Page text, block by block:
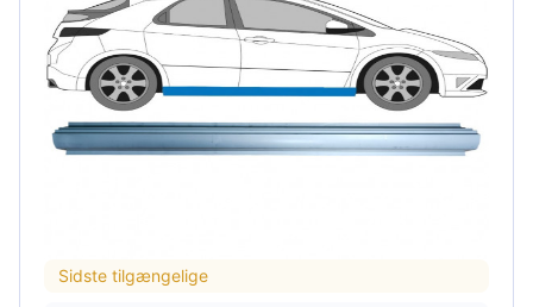
Sidste tilgængelige